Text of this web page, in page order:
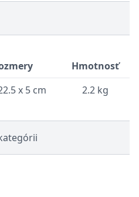
Hmotnosť
x 5 cm 2.2 kg